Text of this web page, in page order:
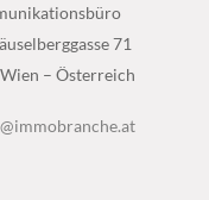
71
– Österreich